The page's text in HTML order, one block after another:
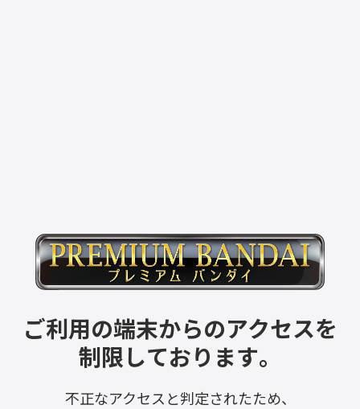
ご利用の端末からのアクセスを
制限しております。
不正なアクセスと判定されたため、